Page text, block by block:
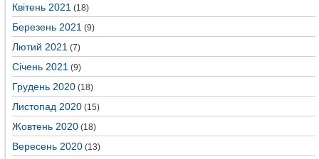
Квітень 2021 (18)
Березень 2021 (9)
Лютий 2021 (7)
Січень 2021 (9)
Грудень 2020 (18)
Листопад 2020 (15)
Жовтень 2020 (18)
Вересень 2020 (13)